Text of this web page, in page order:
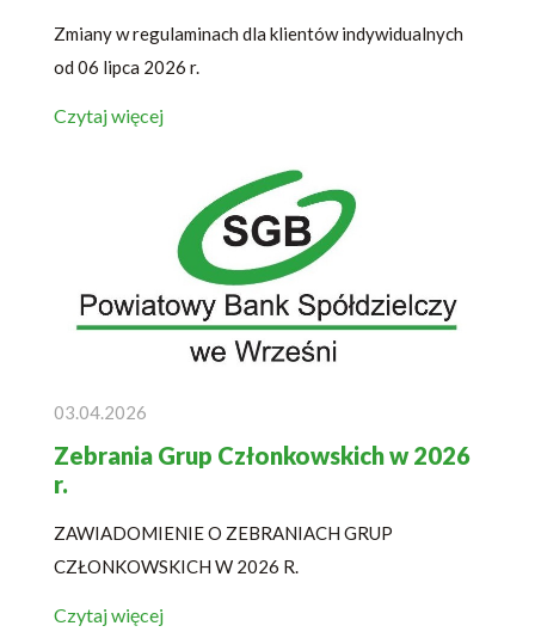
Zmiany w regulaminach dla klientów indywidualnych
od 06 lipca 2026 r.
Czytaj więcej
03.04.2026
Zebrania Grup Członkowskich w 2026
r.
ZAWIADOMIENIE O ZEBRANIACH GRUP
CZŁONKOWSKICH W 2026 R.
Czytaj więcej